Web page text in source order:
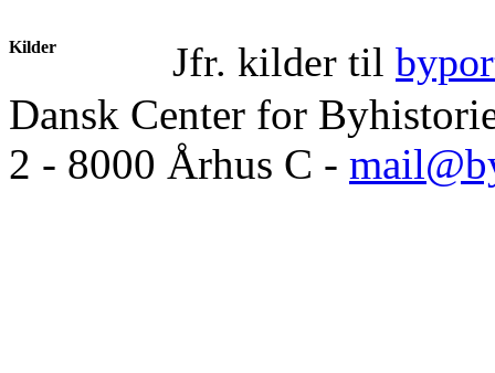
Kilder Jfr. kilder til
Dansk Center for
2 - 8000 Århus C -